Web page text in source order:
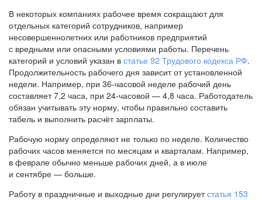
В некоторых компаниях рабочее время сокращают для
отдельных категорий сотрудников, например
несовершеннолетних или работников предприятий
с вредными или опасными условиями работы. Перечень
категорий и условий указан в статье 92 Трудового кодекса РФ.
Продолжительность рабочего дня зависит от установленной
недели. Например, при 36-часовой неделе рабочий день
составляет 7,2 часа, при 24-часовой — 4,8 часа. Работодатель
обязан учитывать эту норму, чтобы правильно составить
табель и выполнить расчёт зарплаты.
Рабочую норму определяют не только по неделе. Количество
рабочих часов меняется по месяцам и кварталам. Например,
в феврале обычно меньше рабочих дней, а в июле
и сентябре — больше.
Работу в праздничные и выходные дни регулируетстатья 153